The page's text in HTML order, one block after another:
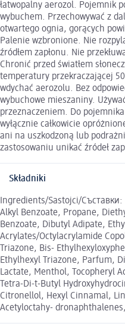
łatwopalny aerozol. Pojemnik
wybuchem. Przechowywać z
otwartego ognia, gorących
Palenie wzbronione. Nie
źródłem zapłonu. Nie
Chronić przed światłem
temperatury przekraczającej
wdychać aerozolu. Bez
wybuchowe mieszaniny.
przeznaczeniem. Do
wyłącznie całkowicie
ani na uszkodzoną lub
zastosowaniu unikać źródeł
Składniki
Ingredients/Sastojci/
Alkyl Benzoate, Propane,
Benzoate, Dibutyl Adipate,
Acrylates/Octylacrylamide
Triazone, Bis-
Ethylhexyl Triazone, Parfum,
Lactate, Menthol, Tocopheryl
Tetra-Di-t-Butyl
Citronellol, Hexyl Cinnamal,
Acetyloctahy-